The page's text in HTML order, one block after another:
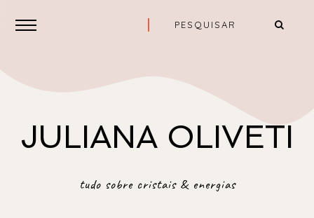
JULIANA OLIVETI
tudo sobre cristais & energias